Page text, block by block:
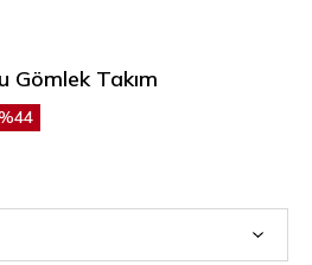
Gömlek Takım
44